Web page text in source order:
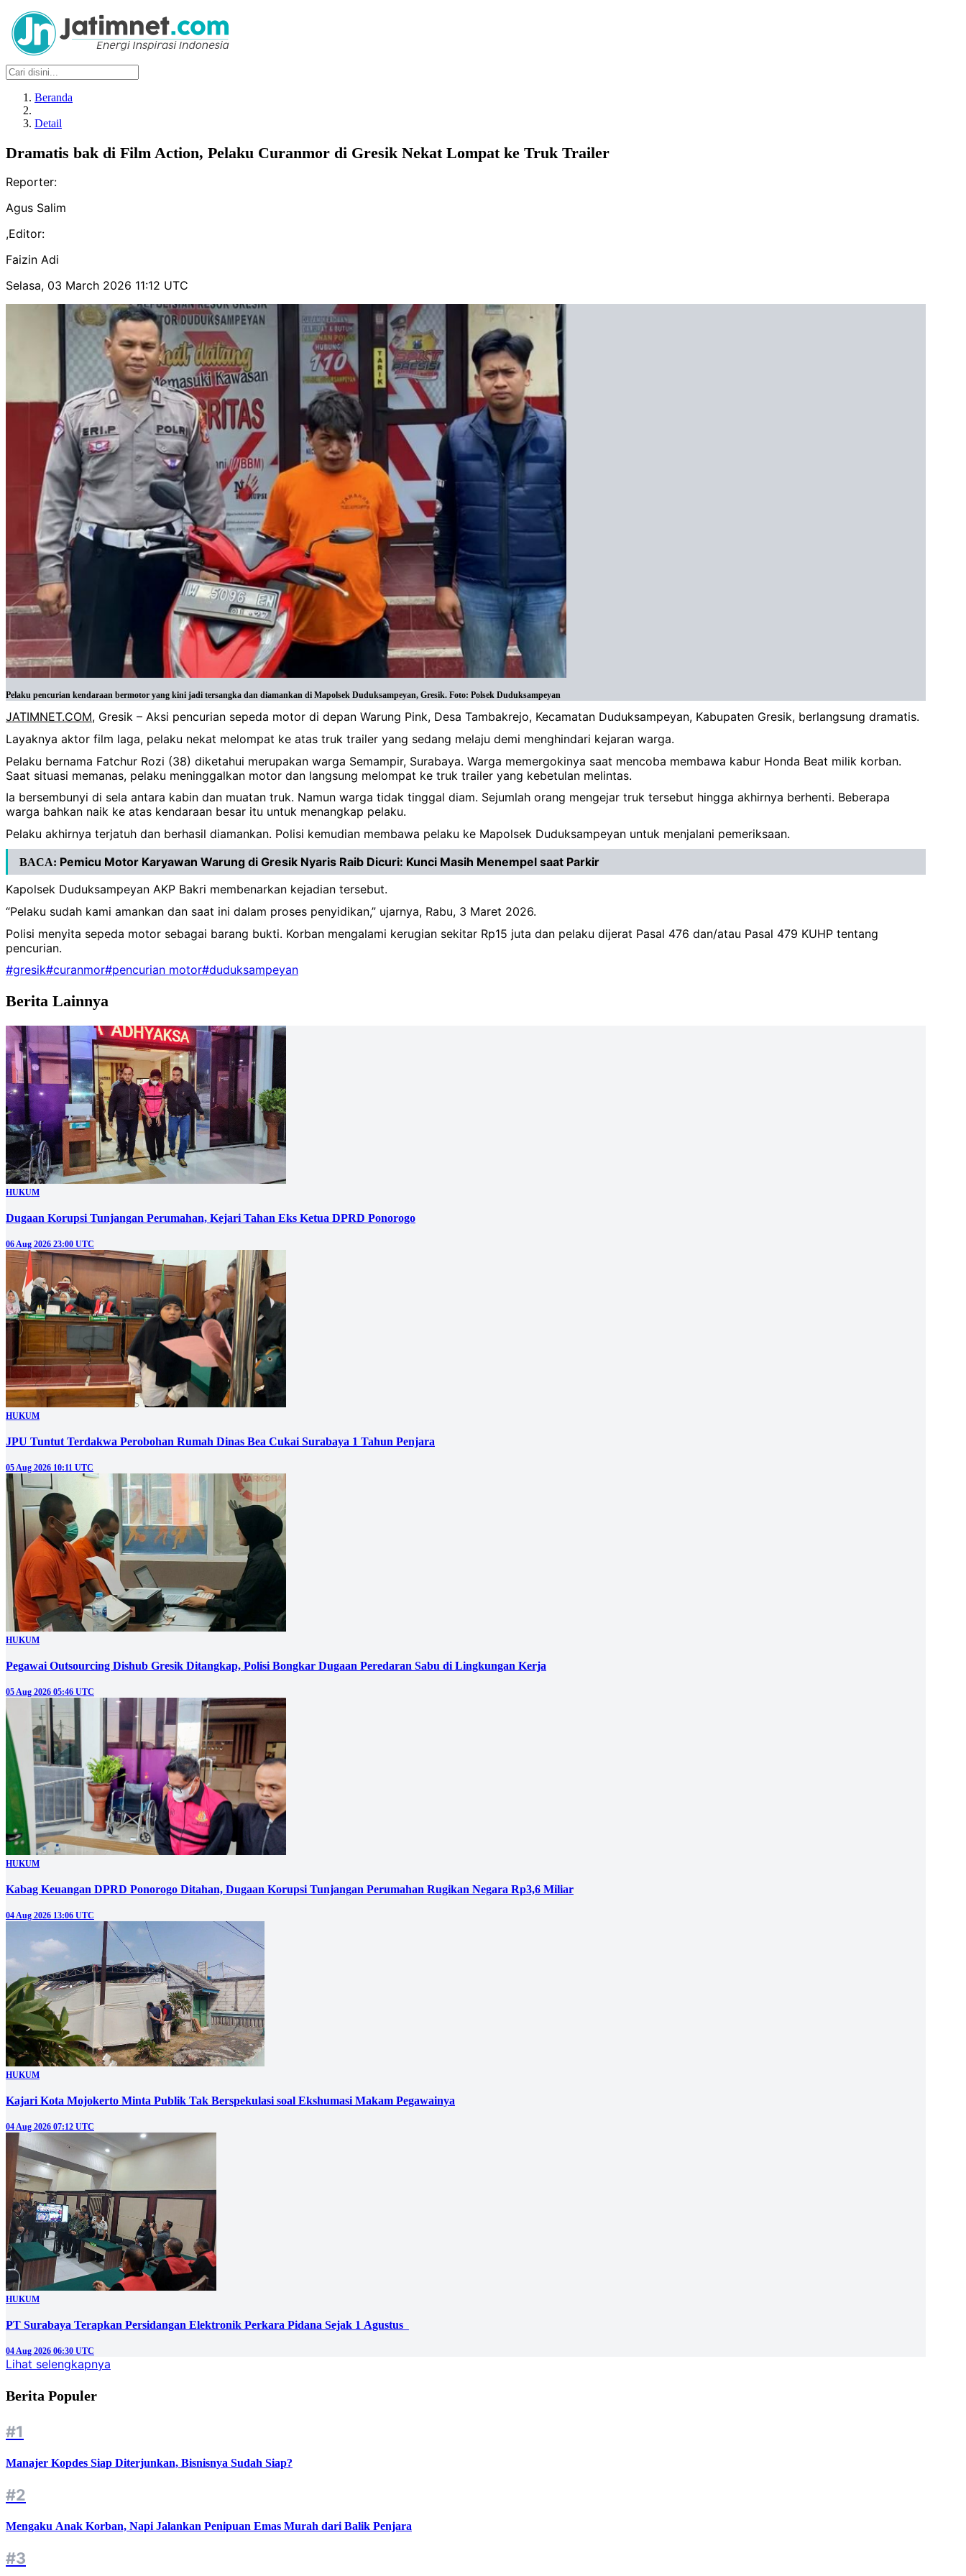
Beranda
Detail
Dramatis bak di Film Action, Pelaku Curanmor di Gresik Nekat Lompat ke Truk Trailer
Reporter:
Agus Salim
,Editor:
Faizin Adi
Selasa, 03 March 2026 11:12 UTC
Pelaku pencurian kendaraan bermotor yang kini jadi tersangka dan diamankan di Mapolsek Duduksampeyan, Gresik. Foto: Polsek Duduksampeyan
JATIMNET.COM, Gresik – Aksi pencurian sepeda motor di depan Warung Pink, Desa Tambakrejo, Kecamatan Duduksampeyan, Kabupaten Gresik, berlangsung dramatis.
Layaknya aktor film laga, pelaku nekat melompat ke atas truk trailer yang sedang melaju demi menghindari kejaran warga.
Pelaku bernama Fatchur Rozi (38) diketahui merupakan warga Semampir, Surabaya. Warga memergokinya saat mencoba membawa kabur Honda Beat milik korban.
Saat situasi memanas, pelaku meninggalkan motor dan langsung melompat ke truk trailer yang kebetulan melintas.
Ia bersembunyi di sela antara kabin dan muatan truk. Namun warga tidak tinggal diam. Sejumlah orang mengejar truk tersebut hingga akhirnya berhenti. Beberapa
warga bahkan naik ke atas kendaraan besar itu untuk menangkap pelaku.
Pelaku akhirnya terjatuh dan berhasil diamankan. Polisi kemudian membawa pelaku ke Mapolsek Duduksampeyan untuk menjalani pemeriksaan.
BACA: Pemicu Motor Karyawan Warung di Gresik Nyaris Raib Dicuri: Kunci Masih Menempel saat Parkir
Kapolsek Duduksampeyan AKP Bakri membenarkan kejadian tersebut.
“Pelaku sudah kami amankan dan saat ini dalam proses penyidikan,” ujarnya, Rabu, 3 Maret 2026.
Polisi menyita sepeda motor sebagai barang bukti. Korban mengalami kerugian sekitar Rp15 juta dan pelaku dijerat Pasal 476 dan/atau Pasal 479 KUHP tentang
pencurian.
#gresik#curanmor#pencurian motor#duduksampeyan
Berita Lainnya
HUKUM
Dugaan Korupsi Tunjangan Perumahan, Kejari Tahan Eks Ketua DPRD Ponorogo
06 Aug 2026 23:00 UTC
HUKUM
JPU Tuntut Terdakwa Perobohan Rumah Dinas Bea Cukai Surabaya 1 Tahun Penjara
05 Aug 2026 10:11 UTC
HUKUM
Pegawai Outsourcing Dishub Gresik Ditangkap, Polisi Bongkar Dugaan Peredaran Sabu di Lingkungan Kerja
05 Aug 2026 05:46 UTC
HUKUM
Kabag Keuangan DPRD Ponorogo Ditahan, Dugaan Korupsi Tunjangan Perumahan Rugikan Negara Rp3,6 Miliar
04 Aug 2026 13:06 UTC
HUKUM
Kajari Kota Mojokerto Minta Publik Tak Berspekulasi soal Ekshumasi Makam Pegawainya
04 Aug 2026 07:12 UTC
HUKUM
PT Surabaya Terapkan Persidangan Elektronik Perkara Pidana Sejak 1 Agustus
04 Aug 2026 06:30 UTC
Lihat selengkapnya
Berita Populer
#1
Manajer Kopdes Siap Diterjunkan, Bisnisnya Sudah Siap?
#2
Mengaku Anak Korban, Napi Jalankan Penipuan Emas Murah dari Balik Penjara
#3